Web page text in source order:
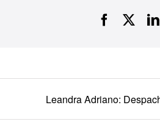
Facebook
Leandra Adriano: